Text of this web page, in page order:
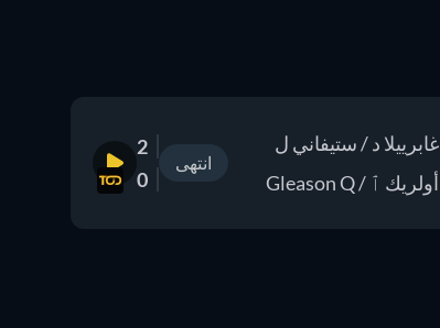
غابرييلا د / ستيفاني ل
أولريك ٱ / Gleason Q
انتهى
2
0